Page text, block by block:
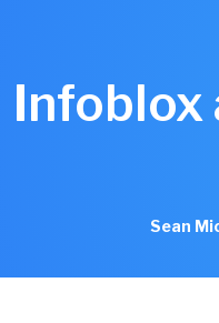
Sean